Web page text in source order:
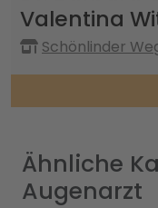
Valentina
Schönlinder
Ähnliche
Augenarzt